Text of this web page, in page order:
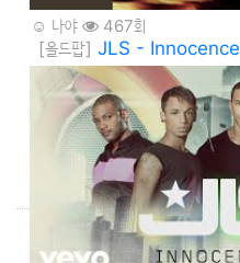
☺️ 나야 467회
[올드팝] JLS - Innocence